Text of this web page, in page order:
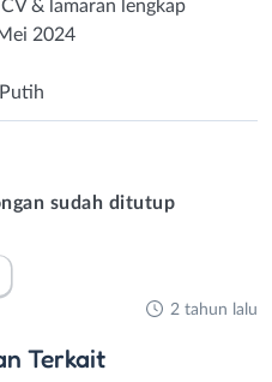
& lamaran lengkap
2024
sudah ditutup
2 tahun lalu
Terkait